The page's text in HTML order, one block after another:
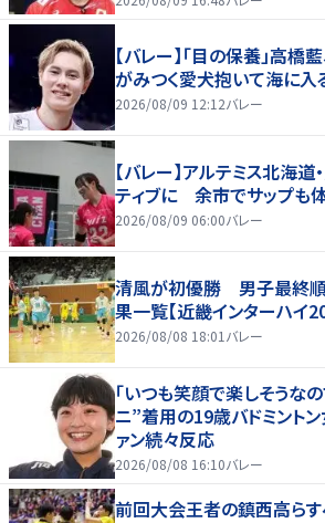
【バレー】「目の保養」高橋
がみつく愛犬抱いて海に入
2026/08/09 12:12バレー
【バレー】アルテミス北海道
ティブに 余市でサップも
2026/08/09 06:00バレー
清風が初優勝 男子最終順
果一覧【近畿インターハイ
2026/08/08 18:01 バレー
「いつも笑顔で楽しそうな
ニ”着用の19歳バドミントン
ァン続々反応
2026/08/08 16:10バレー
前回大会王者の鎮西高ら